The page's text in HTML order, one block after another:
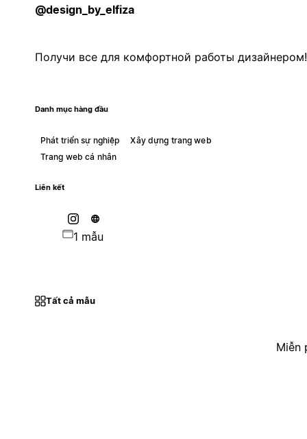
@design_by_elfiza
Получи все для комфортной работы дизайнером!
Danh mục hàng đầu
Phát triển sự nghiệp
Xây dựng trang web
Trang web cá nhân
Liên kết
1 mẫu
Tất cả mẫu
Miễn